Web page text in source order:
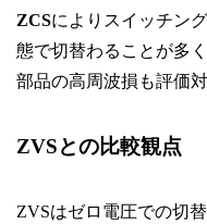
ZCSによりスイッチン
態で切替わることが多
部品の高周波損も評価対
ZVSとの比較観点
ZVSはゼロ電圧での切